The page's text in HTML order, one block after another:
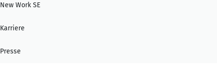
New Work SE
Karriere
Presse